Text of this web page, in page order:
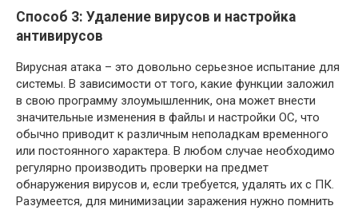
Способ 3: Удаление вирусов и настройка
антивирусов
Вирусная атака – это довольно серьезное испытание для
системы. В зависимости от того, какие функции заложил
в свою программу злоумышленник, она может внести
значительные изменения в файлы и настройки ОС, что
обычно приводит к различным неполадкам временного
или постоянного характера. В любом случае необходимо
регулярно производить проверки на предмет
обнаружения вирусов и, если требуется, удалять их с ПК.
Разумеется, для минимизации заражения нужно помнить